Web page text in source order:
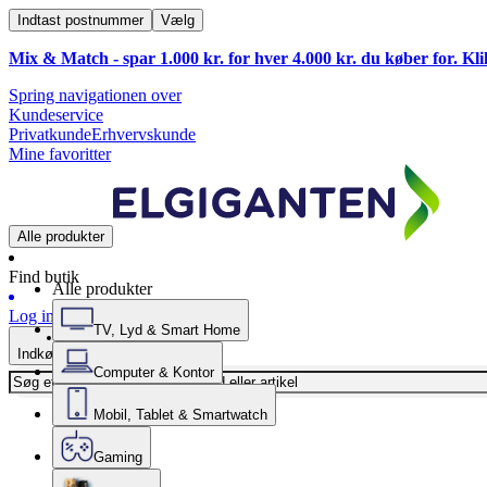
Indtast postnummer Vælg
Mix & Match - spar 1.000 kr. for hver 4.000 kr. du køber for.
Spring navigationen over
Kundeservice
PrivatkundeErhvervskunde
Mine favoritter
Alle produkter
Find butik
Log ind
Indkøbskurv
Alle produkter
TV, Lyd & Smart Home
Computer & Kontor
Mobil, Tablet & Smartwatch
Gaming